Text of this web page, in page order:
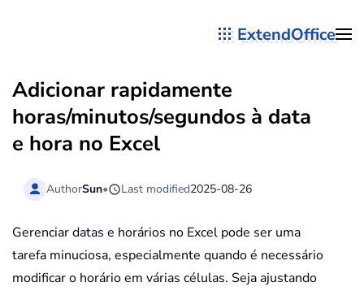
ExtendOffice
Adicionar rapidamente
horas/minutos/segundos à data
e hora no Excel
AuthorSun• Last modified2025-08-26
Gerenciar datas e horários no Excel pode ser uma
tarefa minuciosa, especialmente quando é necessário
modificar o horário em várias células. Seja ajustando